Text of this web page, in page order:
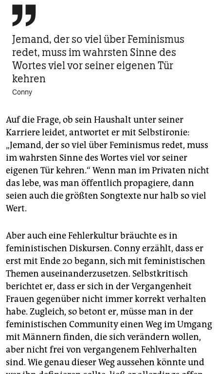

Jemand, der so viel über Feminismus
redet, muss im wahrsten Sinne des
Wortes viel vor seiner eigenen Tür
kehren
Conny
Auf die Frage, ob sein Haushalt unter seiner
Karriere leidet, antwortet er mit Selbstironie:
„Jemand, der so viel über Feminismus redet, muss
im wahrsten Sinne des Wortes viel vor seiner
eigenen Tür kehren.“ Wenn man im Privaten nicht
das lebe, was man öffentlich propagiere, dann
seien auch die größten Songtexte nur halb so viel
Wert.
Aber auch eine Fehlerkultur bräuchte es in
feministischen Diskursen. Conny erzählt, dass er
erst mit Ende 20 begann, sich mit feministischen
Themen auseinanderzusetzen. Selbstkritisch
berichtet er, dass er sich in der Vergangenheit
Frauen gegenüber nicht immer korrekt verhalten
habe. Zugleich, so betont er, müsse man in der
feministischen Community einen Weg im Umgang
mit Männern finden, die sich verändern wollen,
aber nicht frei von vergangenem Fehlverhalten
sind. Wie genau dieser Weg aussehen könnte und